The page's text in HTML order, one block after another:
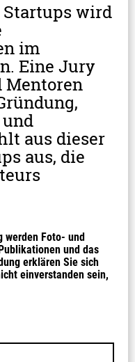
Startups wird
im
Eine Jury
Mentoren
aus dieser
aus, die
werden Foto- und
und das
erklären Sie sich
einverstanden sein,